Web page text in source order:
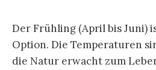
Der Frühling (April bis Juni)
Option. Die Temperaturen
die Natur erwacht zum